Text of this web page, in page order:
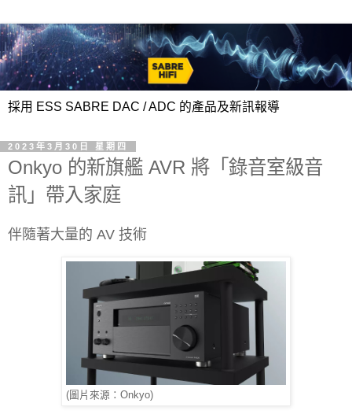
採用 ESS SABRE DAC / ADC 的產品及新訊報導
2023年3月30日 星期四
Onkyo 的新旗艦 AVR 將「錄音室級音
訊」帶入家庭
伴隨著大量的 AV 技術
(圖片來源：Onkyo)